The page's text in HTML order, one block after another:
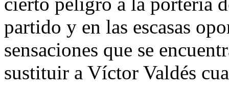
partido y en las escasas
sensaciones que se
sustituir a Víctor Valdés